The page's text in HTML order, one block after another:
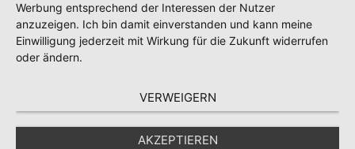
Werbung entsprechend der Interessen der Nutzer
anzuzeigen. Ich bin damit einverstanden und kann meine
Einwilligung jederzeit mit Wirkung für die Zukunft widerrufen
oder ändern.
VERWEIGERN
AKZEPTIEREN